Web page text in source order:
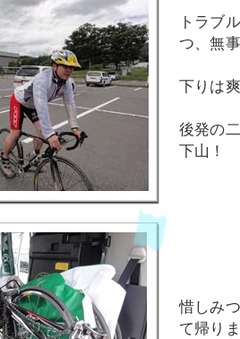
トラブ
つ、無
下りは
後発の
下山！
惜しみ
て帰り